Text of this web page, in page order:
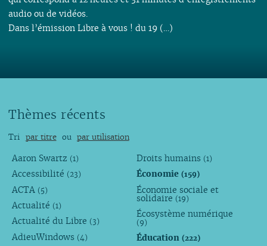
audio ou de vidéos.
Dans l’émission Libre à vous ! du 19 (…)
Thèmes récents
Tri par titre ou par utilisation
Aaron Swartz (1)
Accessibilité (23)
ACTA (5)
Actualité (1)
Actualité du Libre (3)
AdieuWindows (4)
Droits humains (1)
Économie(159)
Économie sociale et
solidaire (19)
Écosystème numérique
(9)
Éducation(222)